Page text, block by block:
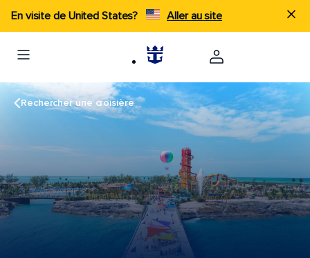
En visite de United States? Aller au site
Rechercher une croisière